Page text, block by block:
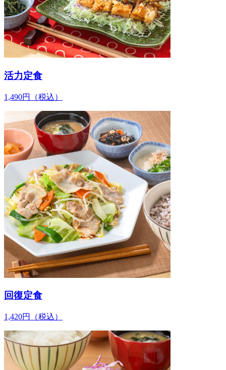
活力定食
1,490円 （税込）
回復定食
1,420円 （税込）